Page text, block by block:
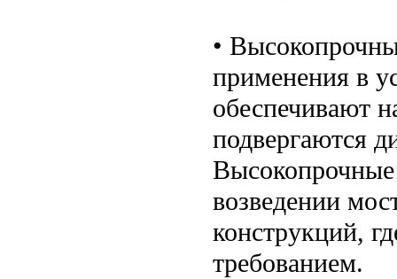
•
применения в
обеспечивают
подвергаются
возведении
конструкций,
требованием.